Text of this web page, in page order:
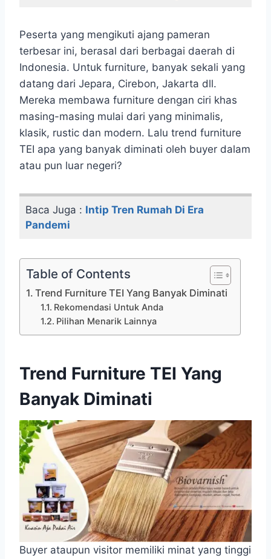
Peserta yang mengikuti ajang pameran
terbesar ini, berasal dari berbagai daerah di
Indonesia. Untuk furniture, banyak sekali yang
datang dari Jepara, Cirebon, Jakarta dll.
Mereka membawa furniture dengan ciri khas
masing-masing mulai dari yang minimalis,
klasik, rustic dan modern. Lalu trend furniture
TEI apa yang banyak diminati oleh buyer dalam
atau pun luar negeri?
Baca Juga : Intip Tren Rumah Di Era
Pandemi
Table of Contents
Trend Furniture TEI Yang Banyak Diminati
Rekomendasi Untuk Anda
Pilihan Menarik Lainnya
Trend Furniture TEI Yang
Banyak Diminati
Buyer ataupun visitor memiliki minat yang tinggi